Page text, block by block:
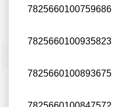
7825660100759686
7825660100935823
7825660100893675